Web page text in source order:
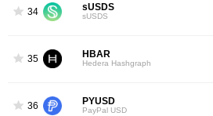
34 sUSDS
sUSDS
35 HBAR
Hedera Hashgraph
36 PYUSD
PayPal USD